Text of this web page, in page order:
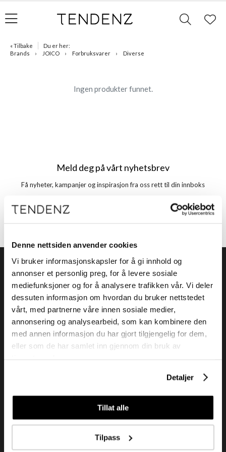
Denne nettsiden anvender cookies
Vi bruker informasjonskapsler for å gi innhold og
annonser et personlig preg, for å levere sosiale
mediefunksjoner og for å analysere trafikken vår. Vi deler
dessuten informasjon om hvordan du bruker nettstedet
vårt, med partnerne våre innen sosiale medier,
annonsering og analysearbeid, som kan kombinere den
med annen informasjon du har gjort tilgjengelig for dem,
eller som de har samlet inn gjennom din bruk av
Detaljer
Tillat alle
Tilpass
« Tilbake
Du er her:
Brands
JOICO Forbruksvarer Diverse
Ingen produkter funnet.
Meld deg på vårt nyhetsbrev
Få nyheter, kampanjer og inspirasjon fra oss rett til din innboks
Tendenz Hårpleie AS er en solid totalleverandør av
eksklusive merker og profesjonelle produkter til
frisør.
Personvern